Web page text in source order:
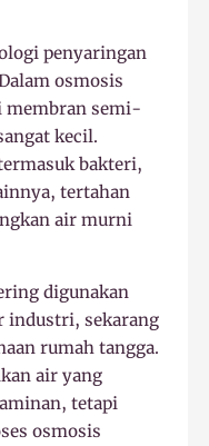
penyaringan
osmosis
membran semi-
kecil.
bakteri,
tertahan
air murni
digunakan
industri, sekarang
rumah tangga.
air yang
tetapi
osmosis